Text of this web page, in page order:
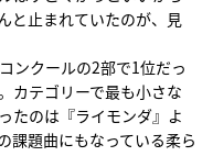
と止まれていたのが、見
ンクールの2部で1位だっ
カテゴリーで最も小さな
たのは『ライモンダ』よ
課題曲にもなっている柔ら